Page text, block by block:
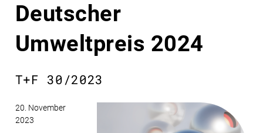
Deutscher
Umweltpreis 2024
T+F 30/2023
20. November
2023